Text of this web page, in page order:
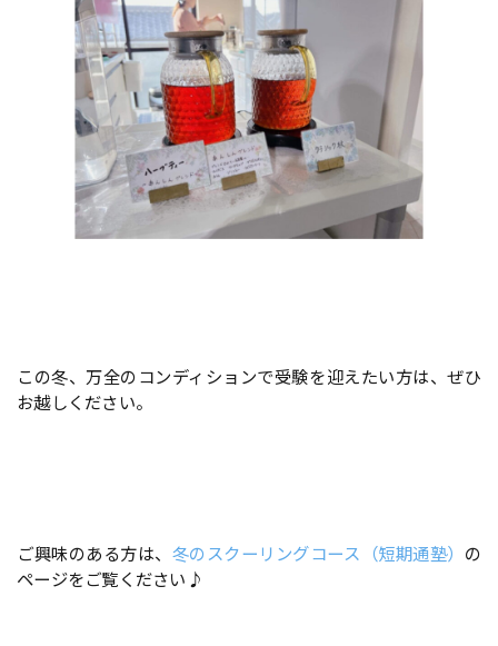
この冬、万全のコンディションで受験を迎えたい方は、ぜひ
お越しください。
ご興味のある方は、 冬のスクーリングコース（短期通塾） の
ページをご覧ください♪